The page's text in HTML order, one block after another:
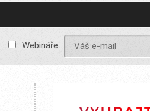
Webináře